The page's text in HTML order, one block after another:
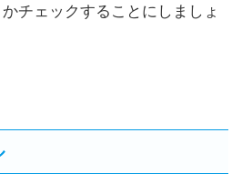
チェックすることにしましょ